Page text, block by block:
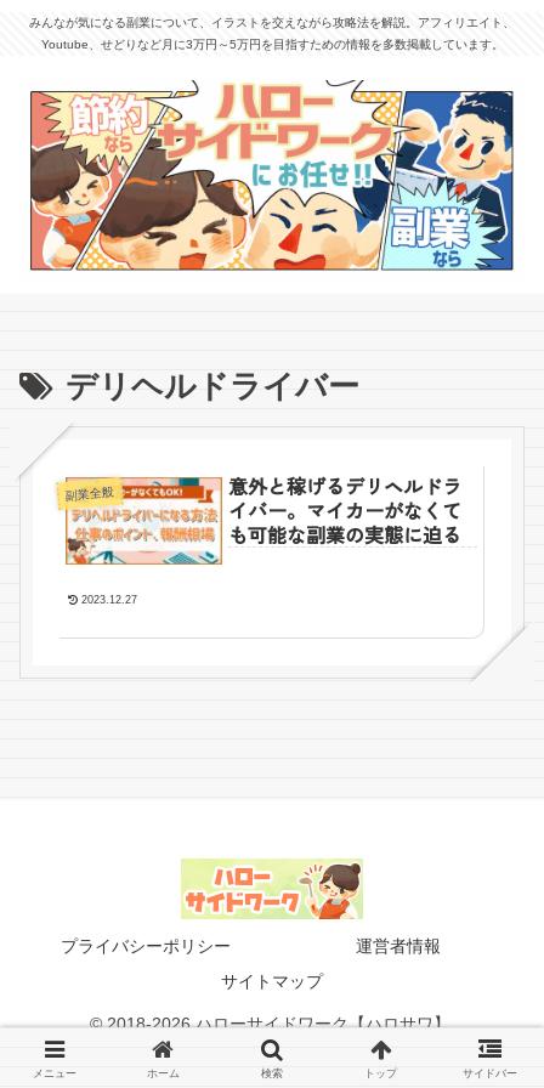
みんなが気になる副業について、イラストを交えながら攻略法を解説。アフィリエイト、
Youtube、せどりなど月に3万円～5万円を目指すための情報を多数掲載しています。
デリヘルドライバー
副業全般
意外と稼げるデリヘルドラ
イバー。マイカーがなくて
も可能な副業の実態に迫る
2023.12.27
プライバシーポリシー
運営者情報
サイトマップ
© 2018-2026 ハローサイドワーク【ハロサワ】.
メニュー ホーム 検索 トップ サイドバー